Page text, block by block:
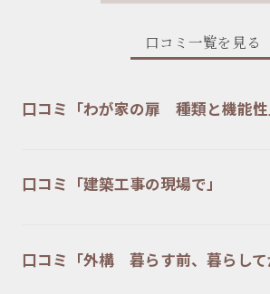
口コミ一覧を見る
口コミ「わが家の扉 種類と機能性
口コミ「建築工事の現場で」
口コミ「外構 暮らす前、暮らして